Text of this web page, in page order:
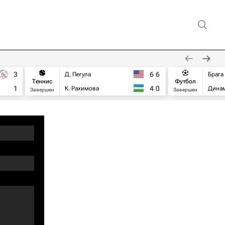
3
1
Теннис
Завершен
Д. Пегула
К. Рахимова
6 6
4 0
Футбол
Завершен
Брага